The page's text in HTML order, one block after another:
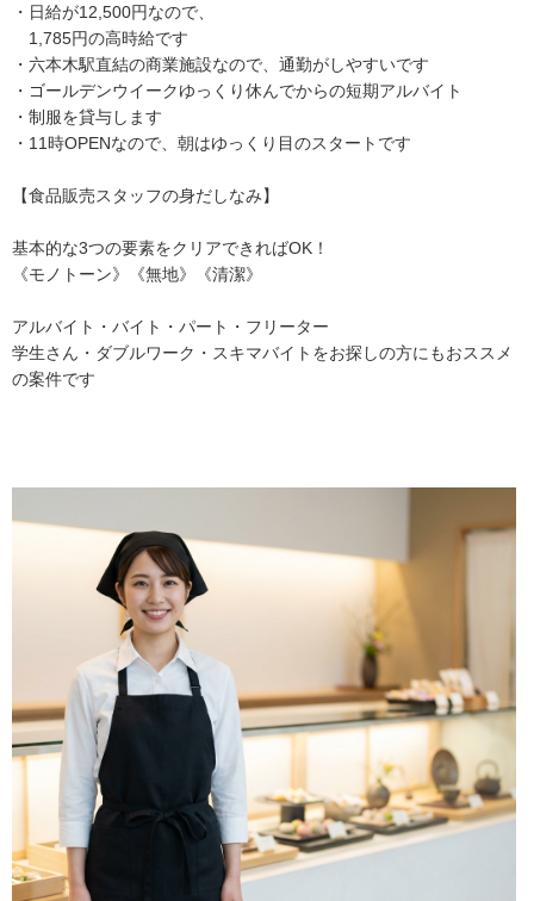
・日給が12,500円なので、
1,785円の高時給です
・六本木駅直結の商業施設なので、通勤がしやすいです
・ゴールデンウイークゆっくり休んでからの短期アルバイト
・制服を貸与します
・11時OPENなので、朝はゆっくり目のスタートです
【食品販売スタッフの身だしなみ】
基本的な3つの要素をクリアできればOK！
《モノトーン》《無地》《清潔》
アルバイト・バイト・パート・フリーター
学生さん・ダブルワーク・スキマバイトをお探しの方にもおススメ
の案件です